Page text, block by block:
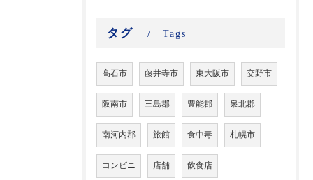
タグ Tags
高石市 藤井寺市 東大阪市 交野市
阪南市 三島郡 豊能郡 泉北郡
南河内郡 旅館 食中毒 札幌市
コンビニ 店舗 飲食店